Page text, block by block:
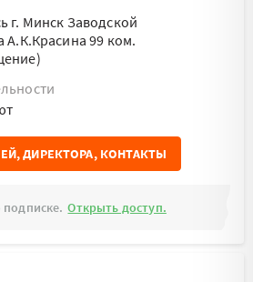
г. Минск Заводской
А.К.Красина 99 ком.
ДИРЕКТОРА, КОНТАКТЫ
Открыть доступ.